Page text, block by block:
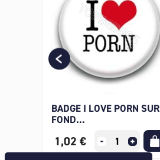
BADGE I LOVE PORN SUR
FOND...
1,02 €